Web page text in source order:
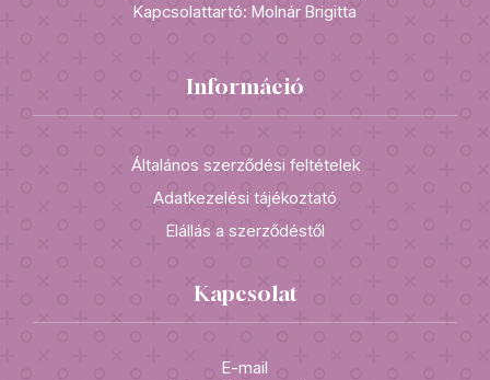
Kapcsolattartó: Molnár Brigitta
Információ
Általános szerződési feltételek
Adatkezelési tájékoztató
Elállás a szerződéstől
Kapcsolat
E-mail